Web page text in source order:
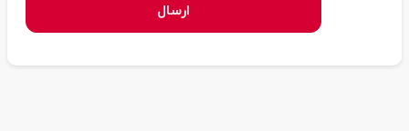
ارسال